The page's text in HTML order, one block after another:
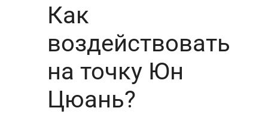
Как
воздействовать
на точку Юн
Цюань?